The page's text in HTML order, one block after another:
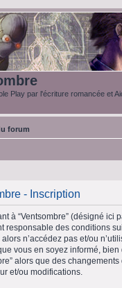
Play par l'écriture romancée et
forum
- Inscription
à “Ventsombre” (désigné ici
responsable des conditions
n’accédez pas et/ou
vous en soyez informé,
alors que des
et/ou modifications.